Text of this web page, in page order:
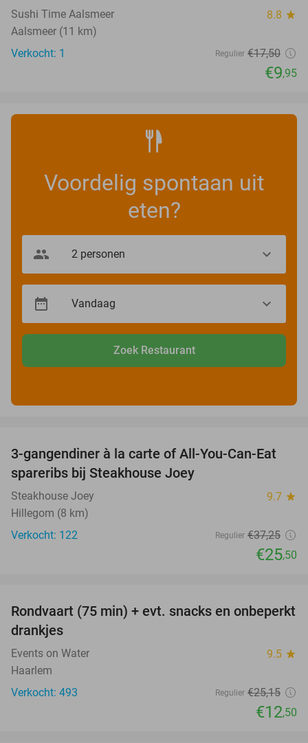
Sushi Time Aalsmeer 8.8 star
Aalsmeer (11 km)
Verkocht: 1
Regulier €17,50
€9,95
Voordelig spontaan uit
eten?
Zoek Restaurant
32%
3-gangendiner à la carte of All-You-Can-Eat
spareribs bij Steakhouse Joey
Steakhouse Joey 9.7 star
Hillegom (8 km)
Verkocht: 122
Regulier €37,25
€25,50
50%
Rondvaart (75 min) + evt. snacks en onbeperkt
drankjes
Events on Water 9.5 star
Haarlem
Verkocht: 493
Regulier €25,15
€12,50